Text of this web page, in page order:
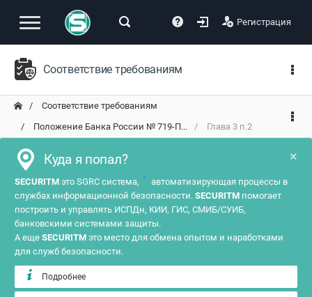
Регистрация
Соответствие требованиям
Соответствие требованиям
Положение Банка России № 719-П...
Глава 3 п.2
×
Куда я попал?
SECURITM это SGRC система, ?
автоматизирующая процессы в
службах информационной безопасности. SECURITM помогает
построить и управлять ИСПДн, КИИ, ГИС, СМИБ/СУИБ,
банковскими системами защиты.
А еще SECURITM это место для обмена опытом и наработками
для служб безопасности.
Подробнее